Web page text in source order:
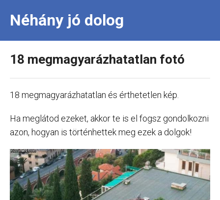
Néhány jó dolog
18 megmagyarázhatatlan fotó
18 megmagyarázhatatlan és érthetetlen kép.
Ha meglátod ezeket, akkor te is el fogsz gondolkozni
azon, hogyan is történhettek meg ezek a dolgok!